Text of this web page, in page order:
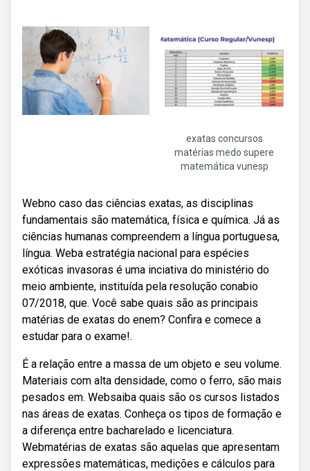
exatas concursos
matérias medo supere
matemática vunesp
Webno caso das ciências exatas, as disciplinas
fundamentais são matemática, física e química. Já as
ciências humanas compreendem a língua portuguesa,
língua. Weba estratégia nacional para espécies
exóticas invasoras é uma inciativa do ministério do
meio ambiente, instituída pela resolução conabio
07/2018, que. Você sabe quais são as principais
matérias de exatas do enem? Confira e comece a
estudar para o exame!.
É a relação entre a massa de um objeto e seu volume.
Materiais com alta densidade, como o ferro, são mais
pesados em. Websaiba quais são os cursos listados
nas áreas de exatas. Conheça os tipos de formação e
a diferença entre bacharelado e licenciatura.
Webmatérias de exatas são aquelas que apresentam
expressões matemáticas, medições e cálculos para